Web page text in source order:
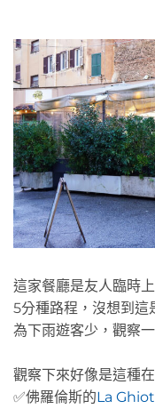
這家餐廳是友人臨時
5分種路程，沒想到這
為下雨遊客少，觀察
觀察下來好像是這種
✅佛羅倫斯的La